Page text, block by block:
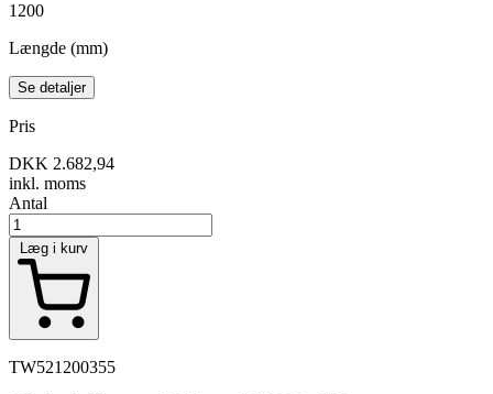
1200
Længde (mm)
Se detaljer
Pris
DKK 2.682,94
inkl. moms
Antal
Læg i kurv
TW521200355